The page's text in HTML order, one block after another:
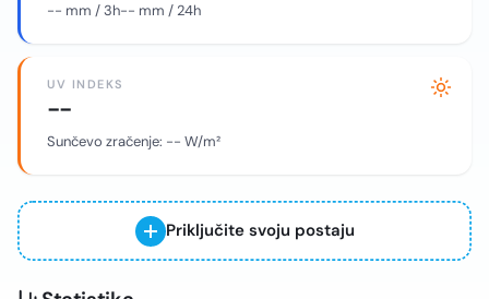
-- mm / 3h-- mm / 24h
UV INDEKS
--
Sunčevo zračenje: -- W/m²
Priključite svoju postaju